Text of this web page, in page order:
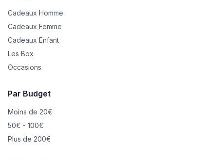
Cadeaux Homme
Cadeaux Femme
Cadeaux Enfant
Les Box
Occasions
Par Budget
Moins de 20€
50€ - 100€
Plus de 200€